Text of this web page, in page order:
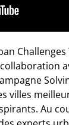
villes
Au